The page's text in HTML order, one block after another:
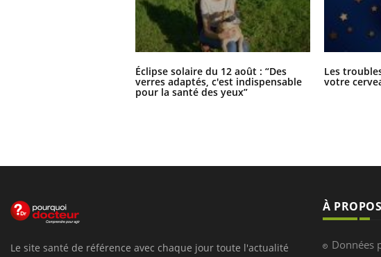
Éclipse solaire du 12 août : “Des
verres adaptés, c'est indispensable
pour la santé des yeux”
Les
votre
Le site santé de référence avec chaque jour toute l'actualité
À PROPOS
Données